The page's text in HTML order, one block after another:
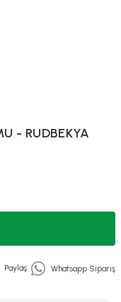
- RUDBEKYA
Paylaş Whatsapp Sipariş